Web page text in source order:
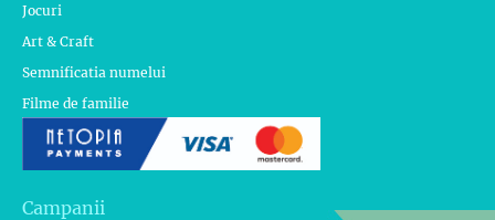
Jocuri
Art & Craft
Semnificatia numelui
Filme de familie
Campanii